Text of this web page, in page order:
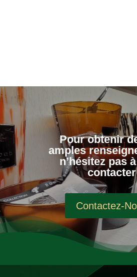
Pour obtenir
amples
n’hésitez pas
contacter
Contactez-